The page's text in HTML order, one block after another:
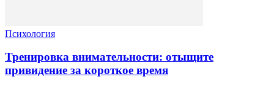
Психология
Тренировка внимательности: отыщите
привидение за короткое время